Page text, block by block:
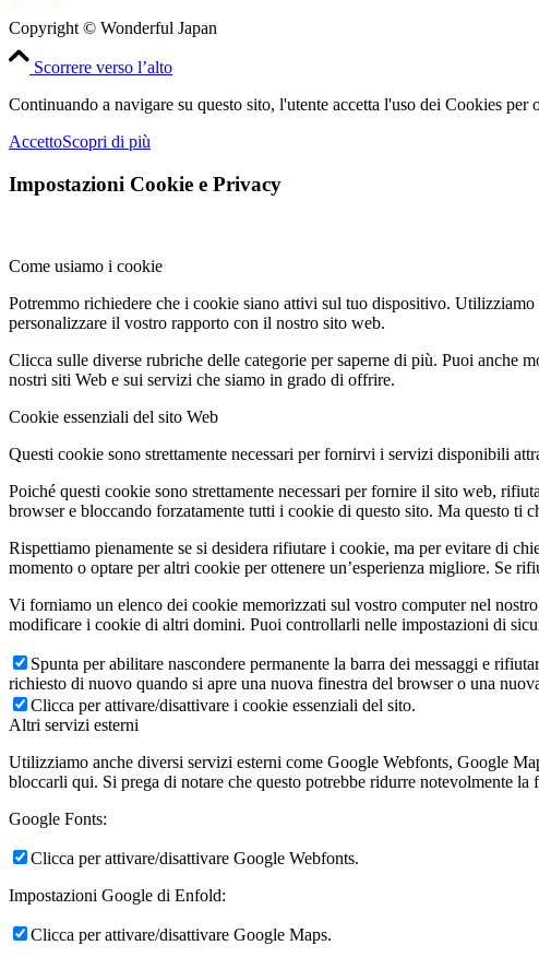
Copyright © Wonderful Japan
Scorrere verso l’alto
Continuando a navigare su questo sito, l'utente accetta l'uso dei Cookies per
AccettoScopri di più
Impostazioni Cookie e Privacy
Come usiamo i cookie
Potremmo richiedere che i cookie siano attivi sul tuo dispositivo.
personalizzare il vostro rapporto con il nostro sito web.
Clicca sulle diverse rubriche delle categorie per saperne di più. Puoi anche
nostri siti Web e sui servizi che siamo in grado di offrire.
Cookie essenziali del sito Web
Questi cookie sono strettamente necessari per fornirvi i servizi disponibili
Poiché questi cookie sono strettamente necessari per fornire il sito web,
browser e bloccando forzatamente tutti i cookie di questo sito. Ma questo ti
Rispettiamo pienamente se si desidera rifiutare i cookie, ma per evitare di
momento o optare per altri cookie per ottenere un’esperienza migliore. Se
Vi forniamo un elenco dei cookie memorizzati sul vostro computer nel
modificare i cookie di altri domini. Puoi controllarli nelle impostazioni di
Spunta per abilitare nascondere permanente la barra dei messaggi e
richiesto di nuovo quando si apre una nuova finestra del browser o una
Clicca per attivare/disattivare i cookie essenziali del sito.
Altri servizi esterni
Utilizziamo anche diversi servizi esterni come Google Webfonts, Google
bloccarli qui. Si prega di notare che questo potrebbe ridurre notevolmente
Google Fonts:
Clicca per attivare/disattivare Google Webfonts.
Impostazioni Google di Enfold:
Clicca per attivare/disattivare Google Maps.